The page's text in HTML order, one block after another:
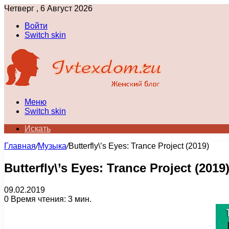
Четверг , 6 Август 2026
Войти
Switch skin
Меню
Switch skin
Искать
Главная/Музыка/Butterfly\’s Eyes: Trance Project (2019)
Butterfly\’s Eyes: Trance Project (2019)
09.02.2019
0 Время чтения: 3 мин.